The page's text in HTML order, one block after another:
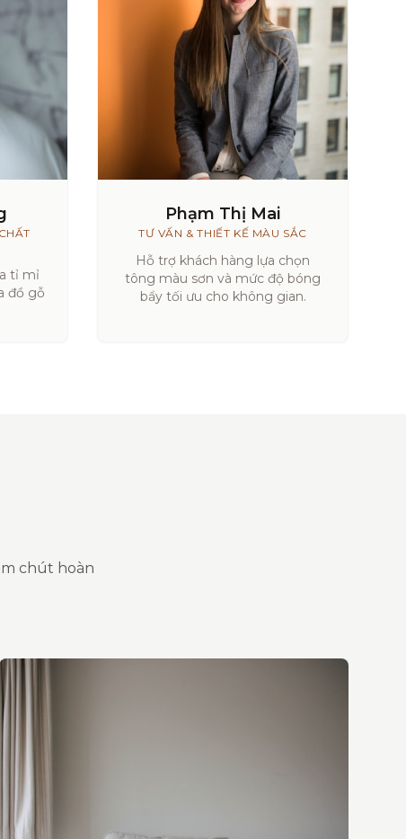
tỉ mỉ
đồ gỗ
Phạm Thị Mai
TƯ VẤN & THIẾT KẾ MÀU SẮC
Hỗ trợ khách hàng lựa chọn
tông màu sơn và mức độ bóng
bẩy tối ưu cho không gian.
chút hoàn